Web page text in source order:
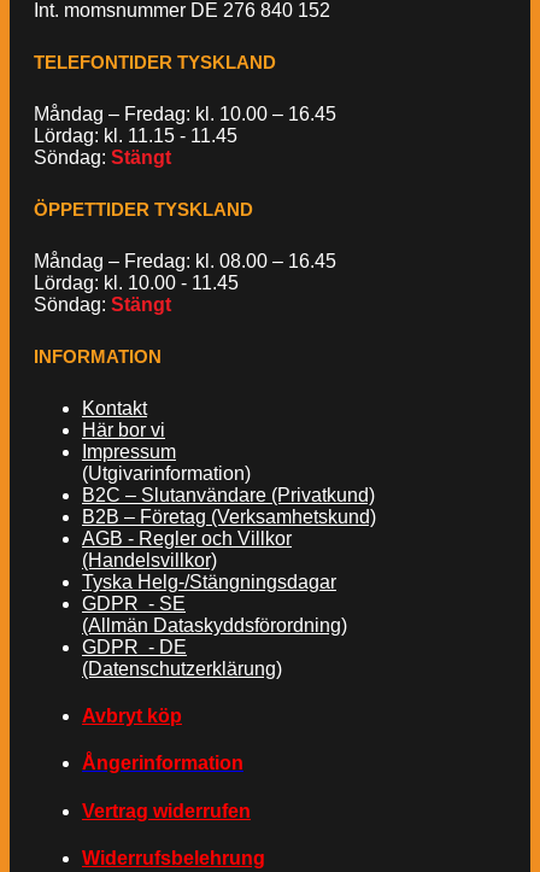
Int. momsnummer DE 276 840 152
TELEFONTIDER TYSKLAND
Måndag – Fredag: kl. 10.00 – 16.45
Lördag: kl. 11.15 - 11.45
Söndag: Stängt
ÖPPETTIDER TYSKLAND
Måndag – Fredag: kl. 08.00 – 16.45
Lördag: kl. 10.00 - 11.45
Söndag: Stängt
INFORMATION
Kontakt
Här bor vi
Impressum
(Utgivarinformation)
B2C – Slutanvändare (Privatkund)
B2B – Företag (Verksamhetskund)
AGB - Regler och Villkor
(Handelsvillkor)
Tyska Helg-/Stängningsdagar
GDPR - SE
(Allmän Dataskyddsförordning)
GDPR - DE
(Datenschutzerklärung)
Avbryt köp
Ångerinformation
Vertrag widerrufen
Widerrufsbelehrung